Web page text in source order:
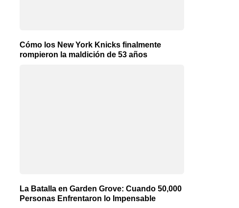
Cómo los New York Knicks finalmente
rompieron la maldición de 53 años
La Batalla en Garden Grove: Cuando 50,000
Personas Enfrentaron lo Impensable